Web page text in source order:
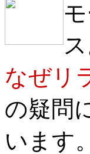
ス
なぜリ
の疑問
います。